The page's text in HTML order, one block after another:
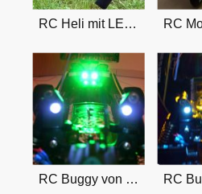
RC Heli mit LED Positionslichter
RC Buggy von Kyosho